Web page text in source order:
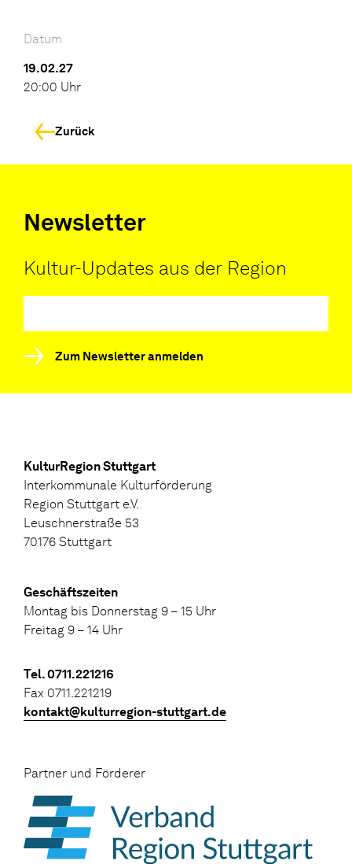
Datum
19.02.27
20:00 Uhr
Zurück
Newsletter
Kultur-Updates aus der Region
Zum Newsletter anmelden
KulturRegion Stuttgart
Interkommunale Kulturförderung
Region Stuttgart e.V.
Leuschnerstraße 53
70176 Stuttgart
Geschäftszeiten
Montag bis Donnerstag 9 – 15 Uhr
Freitag 9 – 14 Uhr
Tel. 0711.221216
Fax 0711.221219
kontakt@kulturregion-stuttgart.de
Partner und Förderer